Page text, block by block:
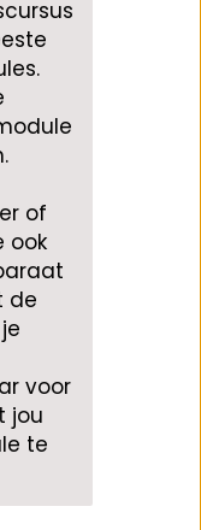
of
ook
de
voor
jou
te